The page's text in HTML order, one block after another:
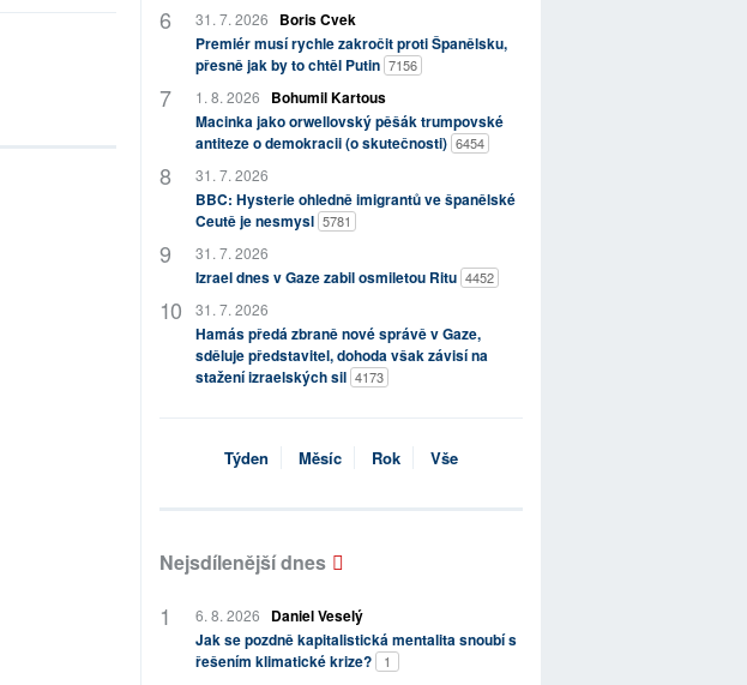
31. 7. 2026
Boris Cvek
Premiér musí rychle zakročit proti Španělsku,
přesně jak by to chtěl Putin 7156
1. 8. 2026
Bohumil Kartous
Macinka jako orwellovský pěšák trumpovské
antiteze o demokracii (o skutečnosti) 6454
31. 7. 2026
BBC: Hysterie ohledně imigrantů ve španělské
Ceutě je nesmysl 5781
31. 7. 2026
Izrael dnes v Gaze zabil osmiletou Ritu 4452
31. 7. 2026
Hamás předá zbraně nové správě v Gaze,
sděluje představitel, dohoda však závisí na
stažení izraelských sil 4173
Týden Měsíc Rok Vše
Nejsdílenější dnes
6. 8. 2026
Daniel Veselý
Jak se pozdně kapitalistická mentalita snoubí s
řešením klimatické krize?
1